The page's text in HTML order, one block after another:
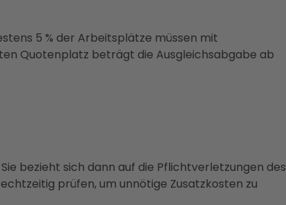
5 % der Arbeitsplätze müssen mit
Quotenplatz beträgt die Ausgleichsabgabe ab
bezieht sich dann auf die Pflichtverletzungen des
prüfen, um unnötige Zusatzkosten zu